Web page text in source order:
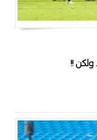
ولكن !!